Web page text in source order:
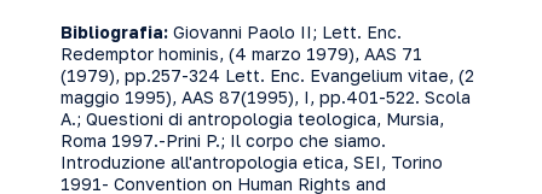
Bibliografia: Giovanni Paolo II; Lett. Enc.
Redemptor hominis, (4 marzo 1979), AAS 71
(1979), pp.257-324 Lett. Enc. Evangelium vitae, (2
maggio 1995), AAS 87(1995), I, pp.401-522. Scola
A.; Questioni di antropologia teologica, Mursia,
Roma 1997.-Prini P.; Il corpo che siamo.
Introduzione all'antropologia etica, SEI, Torino
1991- Convention on Human Rights and